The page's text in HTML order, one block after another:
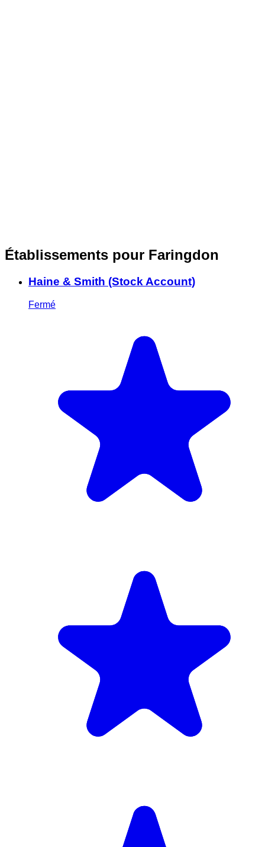
Établissements pour Faringdon
Haine & Smith (Stock Account)
Fermé